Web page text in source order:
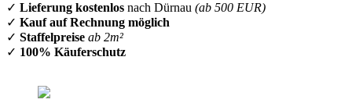
✓ Lieferung kostenlos nach Dürnau (ab 500 EUR)
✓ Kauf auf Rechnung möglich
✓ Staffelpreise ab 2m²
✓ 100% Käuferschutz